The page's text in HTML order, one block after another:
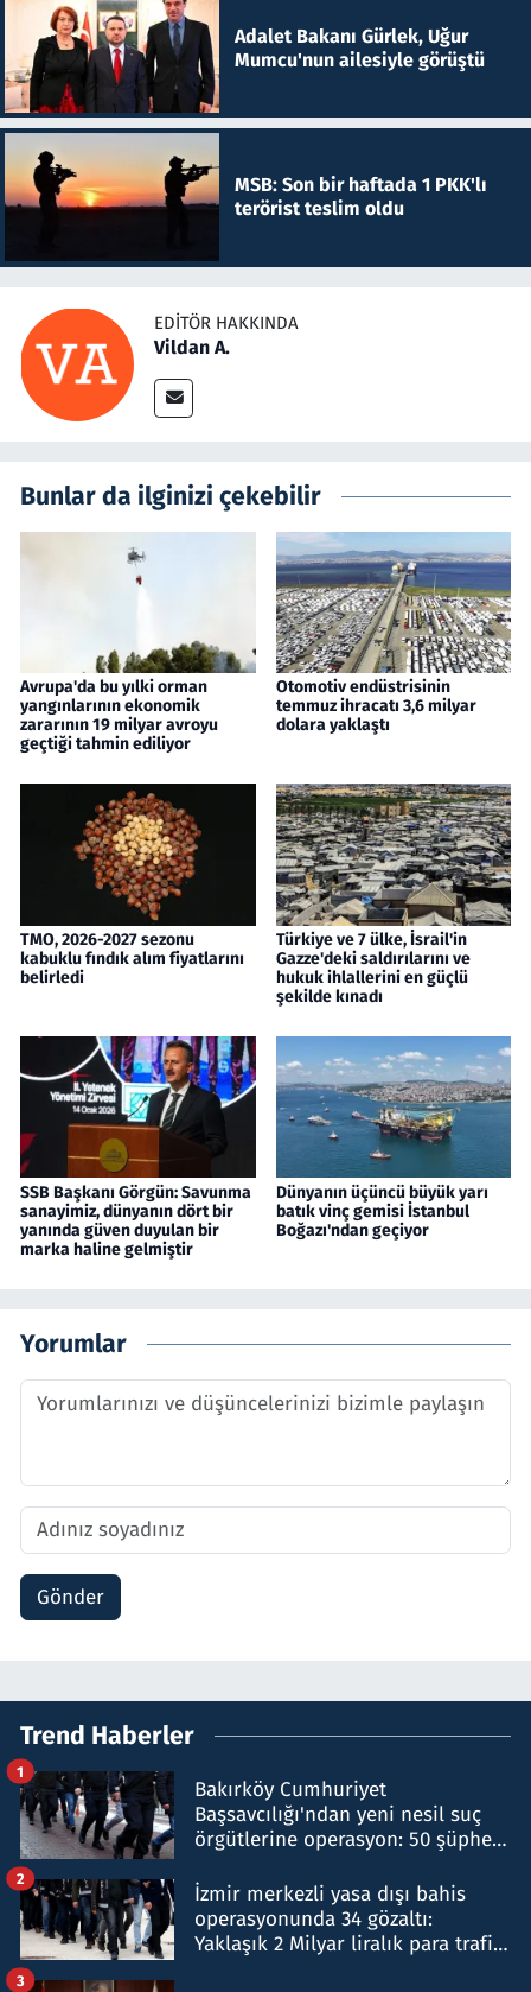
Adalet Bakanı Gürlek, Uğur
Mumcu'nun ailesiyle görüştü
MSB: Son bir haftada 1 PKK'lı
terörist teslim oldu
EDITÖR HAKKINDA
Vildan A.
Bunlar da ilginizi çekebilir
Avrupa'da bu yılki orman
yangınlarının ekonomik
zararının 19 milyar avroyu
geçtiği tahmin ediliyor
Otomotiv endüstrisinin
temmuz ihracatı 3,6 milyar
dolara yaklaştı
TMO, 2026-2027 sezonu
kabuklu fındık alım fiyatlarını
belirledi
Türkiye ve 7 ülke, İsrail'in
Gazze'deki saldırılarını ve
hukuk ihlallerini en güçlü
şekilde kınadı
SSB Başkanı Görgün: Savunma
sanayimiz, dünyanın dört bir
yanında güven duyulan bir
marka haline gelmiştir
Dünyanın üçüncü büyük yarı
batık vinç gemisi İstanbul
Boğazı'ndan geçiyor
Yorumlar
Gönder
Trend Haberler
Bakırköy Cumhuriyet
Başsavcılığı'ndan yeni nesil suç
örgütlerine operasyon: 50 şüpheli
1
İzmir merkezli yasa dışı bahis
operasyonunda 34 gözaltı:
Yaklaşık 2 Milyar liralık para trafiği
2
3